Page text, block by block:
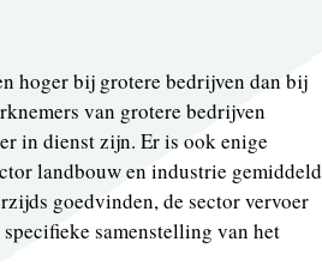
hoger bij grotere bedrijven dan bij
van grotere bedrijven
in dienst zijn. Er is ook enige
landbouw en industrie gemiddeld
goedvinden, de sector vervoer
samenstelling van het